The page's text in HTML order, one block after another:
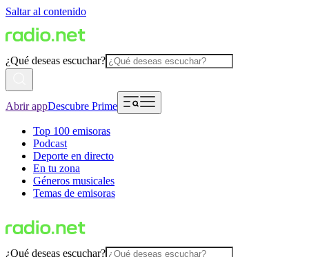
Saltar al contenido
¿Qué deseas escuchar?
Abrir appDescubre Prime
Top 100 emisoras
Podcast
Deporte en directo
En tu zona
Géneros musicales
Temas de emisoras
¿Qué deseas escuchar?